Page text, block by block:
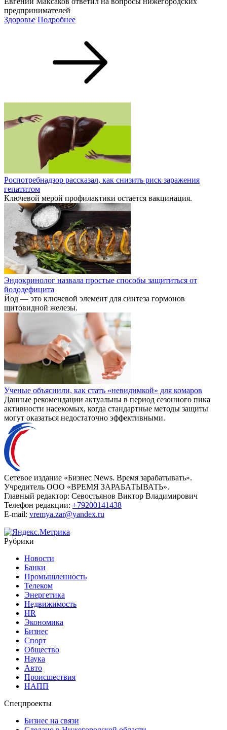
предпринимателей
Здоровье Подробнее
Роспотребнадзор рассказал, как снизить риск заражения
гепатитом
Ключевой мерой профилактики остается вакцинация.
Эндокринолог назвала простые способы защититься от
йододефицита
Йод — это ключевой элемент для синтеза гормонов
щитовидной железы.
Ученые объяснили, как стать «невидимкой» для комаров
Данные рекомендации актуальны в период сезонного пика
активности насекомых, когда стандартные методы защиты
могут оказаться недостаточно эффективными.
Сетевое издание «Бизнес News. Время зарабатывать».
Учредитель ООО «ВРЕМЯ ЗАРАБАТЫВАТЬ».
Главный редактор: Севостьянов Виктор Владимирович
Телефон редакции: +79200141438
E-mail: vremya.zar@yandex.ru
Рубрики
Новости
Банки
Промышленность
Телеком
Энергетика
Недвижимость
HR
Экономика
Бизнес
Спорт
Общество
Наука
Авто
Происшествия
НАПП
Спецпроекты
Бизнес на связи